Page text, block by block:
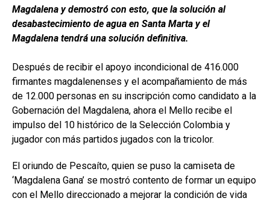
Magdalena y demostró con esto, que la solución al
desabastecimiento de agua en Santa Marta y el
Magdalena tendrá una solución definitiva.
Después de recibir el apoyo incondicional de 416.000
firmantes magdalenenses y el acompañamiento de más
de 12.000 personas en su inscripción como candidato a la
Gobernación del Magdalena, ahora el Mello recibe el
impulso del 10 histórico de la Selección Colombia y
jugador con más partidos jugados con la tricolor.
El oriundo de Pescaíto, quien se puso la camiseta de
‘Magdalena Gana’ se mostró contento de formar un equipo
con el Mello direccionado a mejorar la condición de vida